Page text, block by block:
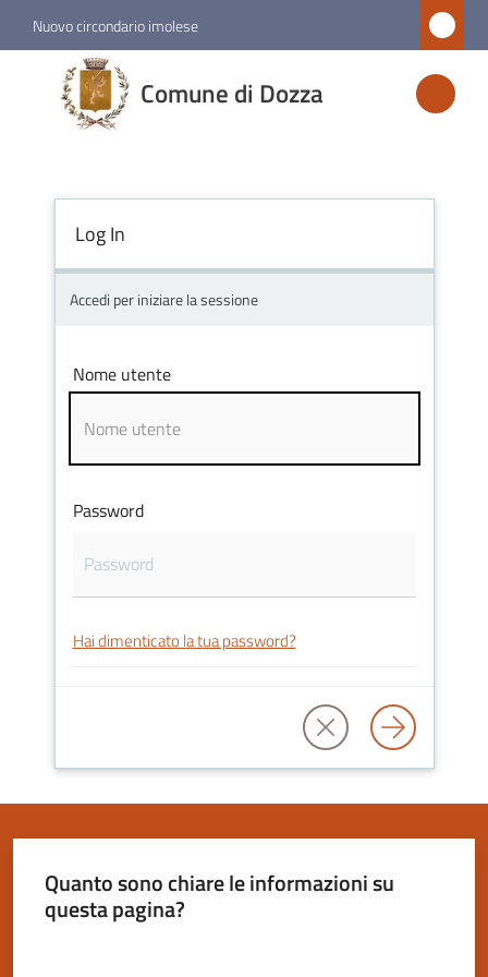
Vai al contenuto
Vai alla navigazione
Vai al footer
Nuovo circondario imolese
Comune di Dozza
Comune
di
Dozza
Amministrazione
Novità
Servizi
Servizi
argomenti
Seguici
Log In
Accedi per iniziare la sessione
Nome utente
Password
Hai dimenticato la tua password?
Quanto sono chiare le informazioni su
questa pagina?